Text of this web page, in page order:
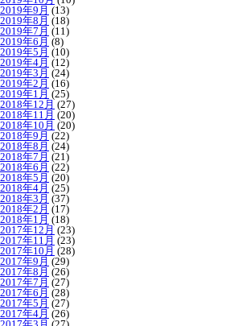
2019年9月 (13)
2019年8月 (18)
2019年7月 (11)
2019年6月 (8)
2019年5月 (10)
2019年4月 (12)
2019年3月 (24)
2019年2月 (16)
2019年1月 (25)
2018年12月 (27)
2018年11月 (20)
2018年10月 (20)
2018年9月 (22)
2018年8月 (24)
2018年7月 (21)
2018年6月 (22)
2018年5月 (20)
2018年4月 (25)
2018年3月 (37)
2018年2月 (17)
2018年1月 (18)
2017年12月 (23)
2017年11月 (23)
2017年10月 (28)
2017年9月 (29)
2017年8月 (26)
2017年7月 (27)
2017年6月 (28)
2017年5月 (27)
2017年4月 (26)